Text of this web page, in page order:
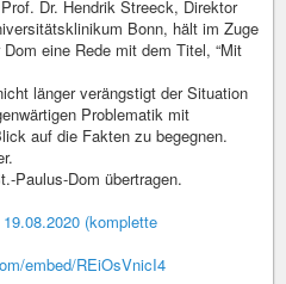
Dr. Hendrik Streeck, Direktor
Bonn, hält im Zuge
eine Rede mit dem Titel, “Mit
länger verängstigt der Situation
Problematik mit
auf die Fakten zu begegnen.
Paulus-Dom übertragen.
(komplette
embed/REiOsVnicI4